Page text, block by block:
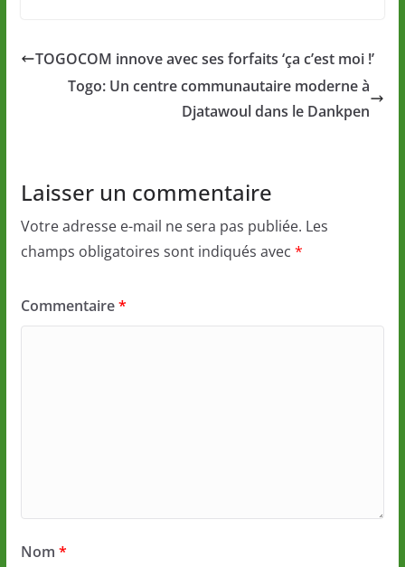
TOGOCOM innove avec ses forfaits ‘ça c’est moi !’
Togo: Un centre communautaire moderne à
Djatawoul dans le Dankpen
Laisser un commentaire
Votre adresse e-mail ne sera pas publiée. Les
champs obligatoires sont indiqués avec *
Commentaire*
Nom *